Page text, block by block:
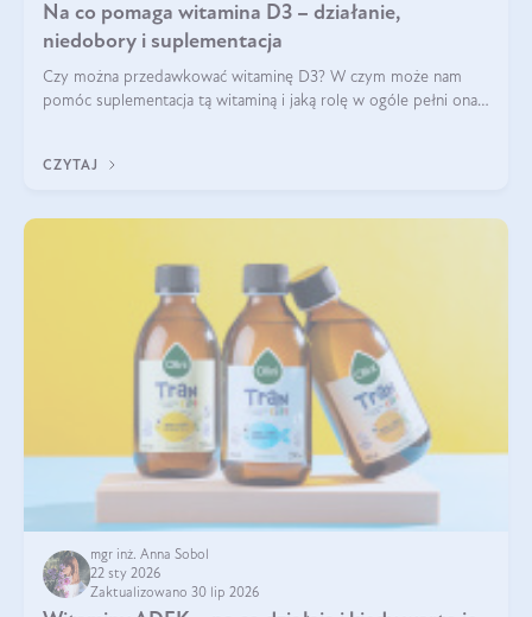
Na co pomaga witamina D3 – działanie,
niedobory i suplementacja
Czy można przedawkować witaminę D3? W czym może nam
pomóc suplementacja tą witaminą i jaką rolę w ogóle pełni ona
robić?
CZYTAJ
mgr inż. Anna Sobol
22 sty 2026
Zaktualizowano 30 lip 2026